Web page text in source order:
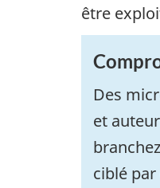
être
Des
et
ciblé